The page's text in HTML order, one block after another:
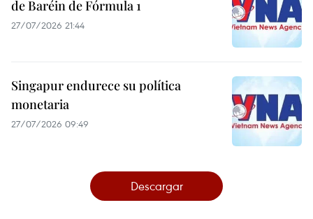
de Baréin de Fórmula 1
27/07/2026 21:44
Singapur endurece su política
monetaria
27/07/2026 09:49
Descargar